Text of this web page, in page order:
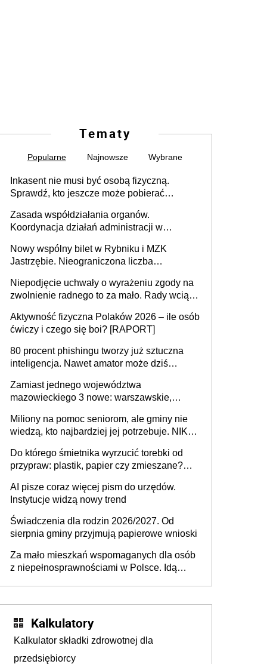
Tematy
Popularne Najnowsze Wybrane
Inkasent nie musi być osobą fizyczną.
Sprawdź, kto jeszcze może pobierać
Zasada współdziałania organów.
Koordynacja działań administracji w
Nowy wspólny bilet w Rybniku i MZK
Jastrzębie. Nieograniczona liczba
Niepodjęcie uchwały o wyrażeniu zgody na
zwolnienie radnego to za mało. Rady wciąż
rozstrzygać sprawy
Aktywność fizyczna Polaków 2026 – ile osób
ćwiczy i czego się boi? [RAPORT]
80 procent phishingu tworzy już sztuczna
inteligencja. Nawet amator może dziś
Zamiast jednego województwa
mazowieckiego 3 nowe: warszawskie,
Europie nie ma tak dużych jednostek
stołecznych
Miliony na pomoc seniorom, ale gminy nie
wiedzą, kto najbardziej jej potrzebuje. NIK
Do którego śmietnika wyrzucić torebki od
przypraw: plastik, papier czy zmieszane?
AI pisze coraz więcej pism do urzędów.
Instytucje widzą nowy trend
Świadczenia dla rodzin 2026/2027. Od
sierpnia gminy przyjmują papierowe wnioski
Za mało mieszkań wspomaganych dla osób
z niepełnosprawnościami w Polsce. Idą
Kalkulatory
Kalkulator składki zdrowotnej dla
przedsiębiorcy